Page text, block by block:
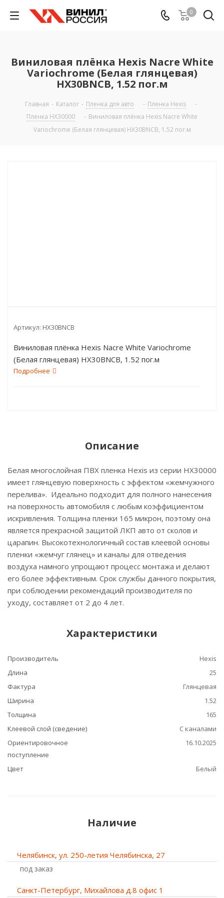
0
Виниловая плёнка Hexis Nacre White
Variochrome (Белая глянцевая)
HX30BNCB, 1.52 пог.м
Главная - Каталог - Пленка для авто - Пленка Hexis
-
Пленка HX30000
- Виниловая плёнка Hexis Nacre White
Variochrome (Белая глянцевая) HX30BNCB, 1.52 пог.м
Артикул: HX30BNCB
Виниловая плёнка Hexis Nacre White Variochrome
(Белая глянцевая) HX30BNCB, 1.52 пог.м
Подробнее
Описание
Белая многослойная ПВХ пленка Hexis из серии НХ30000
имеет глянцевую поверхность с эффектом «жемчужного
перелива». Идеально подходит для полного нанесения
на поверхность автомобиля с любым коэффициентом
искривления. Толщина пленки 165 микрон, поэтому она
является прекрасной защитой ЛКП авто от сколов и
царапин. Высокотехнологичный состав клеевой основы
пленки «жемчуг глянец» и каналы для отведения
воздуха намного упрощают процесс монтажа и делают
его более эффективным. Срок службы данного покрытия,
при соблюдении рекомендаций производителя по
уходу, составляет от 2 до 4 лет.
Характеристики
Производитель
Hexis
Длина
25
Фактура
Глянцевая
Ширина
1.52
Толщина
165
Клеевой слой (сведение)
С каналами
Ориентировочное
поступление
16.10.2025
Цвет Белый
Наличие
Челябинск, ул. 250-летия Челябинска, 27
Под заказ
Санкт-Петербург, Михайлова д.8 офис 1